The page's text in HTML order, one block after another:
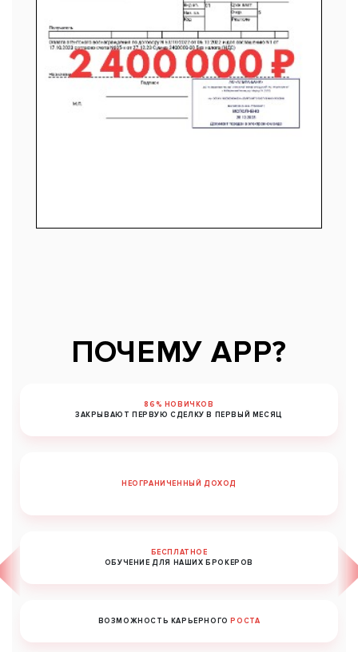
ПОЧЕМУ АРР?
86% НОВИЧКОВ
ЗАКРЫВАЮТ ПЕРВУЮ СДЕЛКУ В ПЕРВЫЙ МЕСЯЦ
НЕОГРАНИЧЕННЫЙ ДОХОД
БЕСПЛАТНОЕ
ОБУЧЕНИЕ ДЛЯ НАШИХ БРОКЕРОВ
ВОЗМОЖНОСТЬ КАРЬЕРНОГО РОСТА